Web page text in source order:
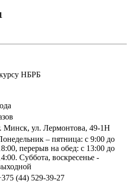
НБРБ
Минск, ул. Лермонтова, 49-1Н
– пятница: с 9:00 до
перерыв на обед: с 13:00 до
Суббота, воскресенье -
(44) 529-39-27